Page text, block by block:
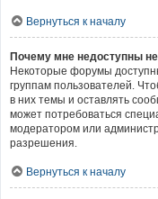
Вернуться к началу
Почему мне недоступны
Некоторые форумы
группам пользователей.
в них темы и оставлять
может потребоваться
модератором или
разрешения.
Вернуться к началу